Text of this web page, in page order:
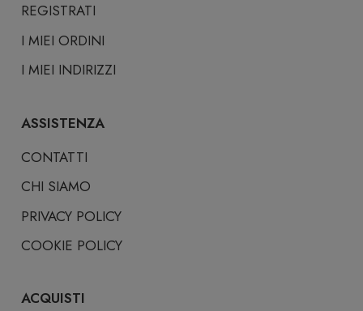
REGISTRATI
I MIEI ORDINI
I MIEI INDIRIZZI
ASSISTENZA
CONTATTI
CHI SIAMO
PRIVACY POLICY
COOKIE POLICY
ACQUISTI